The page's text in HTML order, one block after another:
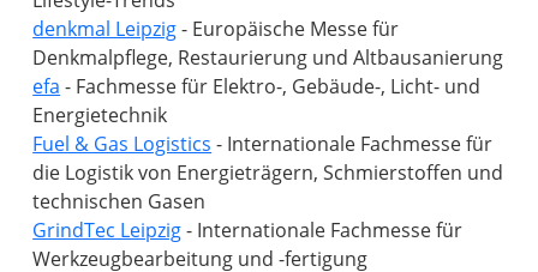
denkmal Leipzig- Europäische Messe für
efa - Fachmesse für Elektro-, Gebäude-, Licht- und
Fuel & Gas Logistics - Internationale Fachmesse für
die Logistik von Energieträgern, Schmierstoffen und
GrindTec Leipzig- Internationale Fachmesse für